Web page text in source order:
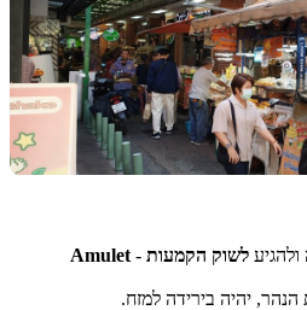
לשוק הקמעות-
Amulet
בירידה למזח.